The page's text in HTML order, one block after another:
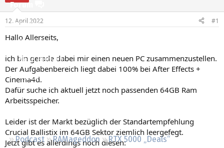
Forum
Aktuelles
Empfohlene Inhalte
Neue Beiträge
Neueste Aktivitäten
Leserartikel
Podcast RAMageddon
RTX 5000 „Deals“
e
m
12. April 2022 #1
Hallo Allerseits,
ich bin gerade dabei mir einen neuen PC zusammenzustellen.
Der Aufgabenbereich liegt dabei 100% bei After Effects +
Cinema4d.
Dafür suche ich aktuell jetzt noch passenden 64GB Ram
Arbeitsspeicher.
Leider ist der Markt bezüglich der Standartempfehlung
Crucial Ballistix im 64GB Sektor ziemlich leergefegt.
Jetzt gibt es allerdings noch diesen: